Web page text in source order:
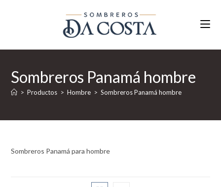
Sombreros Panamá hombre
> Productos > Hombre > Sombreros Panamá hombre
Sombreros Panamá para hombre